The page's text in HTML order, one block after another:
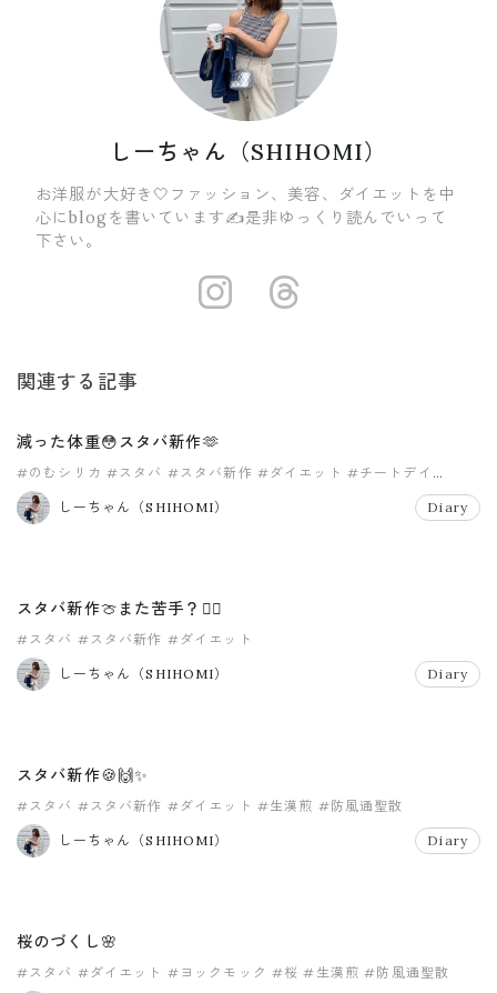
しーちゃん（SHIHOMI）
お洋服が大好き🤍ファッション、美容、ダイエットを中
心にblogを書いています✍️是非ゆっくり読んでいって
下さい。
https://
関連する記事
減った体重😳スタバ新作🫶
#のむシリカ #スタバ #スタバ新作 #ダイエット #チートデイ
#ラーメン
しーちゃん（SHIHOMI）
Diary
スタバ新作🍈また苦手？😶‍🌫️
#スタバ #スタバ新作 #ダイエット
しーちゃん（SHIHOMI） Diary
スタバ新作🍪🙌✨
#スタバ #スタバ新作 #ダイエット #生漢煎 #防風通聖散
しーちゃん（SHIHOMI） Diary
桜のづくし🌸
#スタバ #ダイエット #ヨックモック #桜 #生漢煎 #防風通聖散